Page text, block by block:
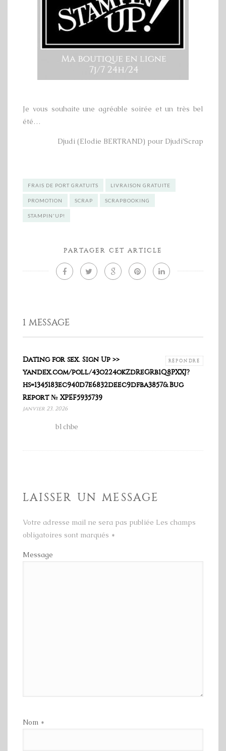
Je vous souhaite une agréable soirée et un très bel
été…
Djudi (Elodie BERTRAND) pour Djudi’Scrap
FRAIS DE PORT GRATUITS LIVRAISON GRATUITE
PROMOTION SCRAP SCRAPBOOKING
STAMPIN'UP!
PARTAGER CET ARTICLE
1 MESSAGE
Dating for sex. Sign Up >>
yandex.com/poll/43o224okZdReGRb1Q8PXXJ?
hs=1345183ec940d7e6832deec9dfba3857& Bug
Report № XPEF5935739
RÉPONDRE
janvier 23, 2026
b1chbe
LAISSER UN MESSAGE
Votre adresse mail ne sera pas publiée Les champs
obligatoires sont marqués *
Message
Nom *